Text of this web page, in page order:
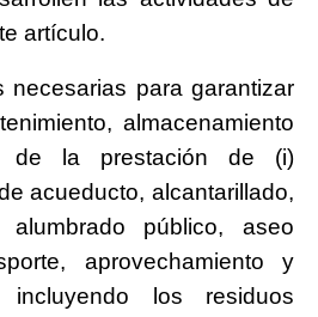
artículo.
necesarias para garantizar
almacenamiento
de la prestación de (i)
acueducto, alcantarillado,
alumbrado público, aseo
aprovechamiento y
incluyendo los residuos